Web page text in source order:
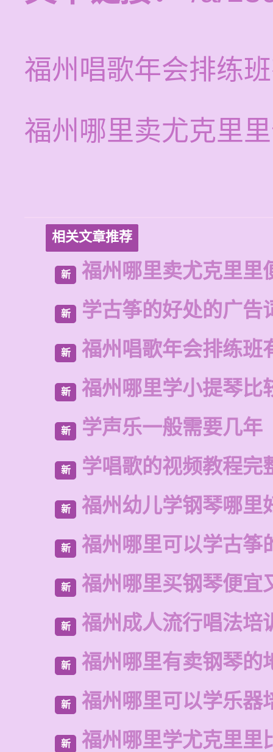
福州唱歌年会排练
福州哪里卖尤克里
相关文章推荐
新 福州哪里卖尤克里里
新 学古筝的好处的广告
新 福州唱歌年会排练班
新 福州哪里学小提琴比
新 学声乐一般需要几年
新 学唱歌的视频教程完
新 福州幼儿学钢琴哪里
新 福州哪里可以学古筝
新 福州哪里买钢琴便宜
新 福州成人流行唱法培
新 福州哪里有卖钢琴的
新 福州哪里可以学乐器
新 福州哪里学尤克里里